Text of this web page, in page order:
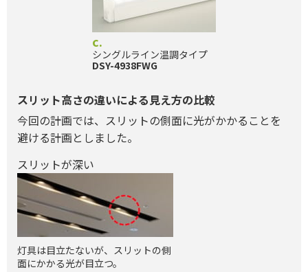
c.
シングルライン温調タイプ
DSY-4938FWG
スリット高さの違いによる見え方の比較
今回の計画では、スリットの側面に光がかかることを
避ける計画としました。
スリットが深い
灯具は目立たないが、スリットの側
面にかかる光が目立つ。